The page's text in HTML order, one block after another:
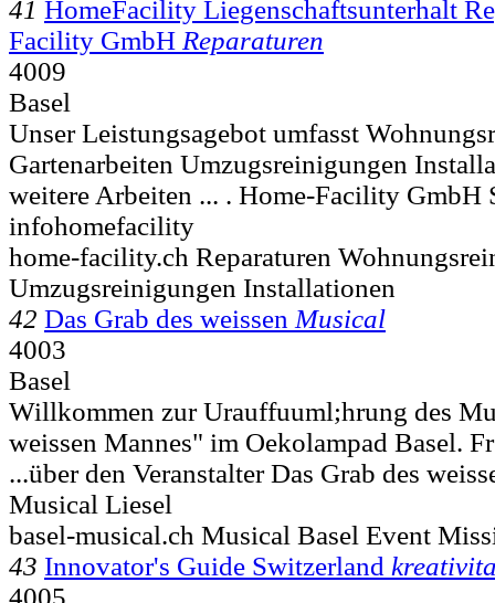
41 HomeFacility Liegenschaftsunterhalt
Facility GmbH Reparaturen
4009
Basel
Unser Leistungsagebot umfasst
Gartenarbeiten Umzugsreinigungen
weitere Arbeiten ... . Home-Facility GmbH
infohomefacility
home-facility.ch Reparaturen
Umzugsreinigungen Installationen
42 Das Grab des weissen Musical
4003
Basel
Willkommen zur Urauffuuml;hrung des
weissen Mannes" im Oekolampad Basel.
...über den Veranstalter Das Grab des
Musical Liesel
basel-musical.ch Musical Basel Event
43 Innovator's Guide Switzerland
4005